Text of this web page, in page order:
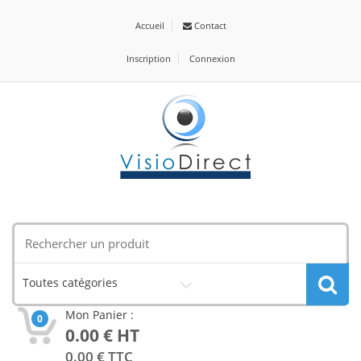
Accueil Contact
Inscription Connexion
Toutes catégories
0 Mon Panier :
0.00€ HT
0.00 € TTC